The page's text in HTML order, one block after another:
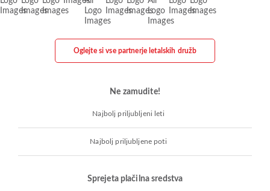
Oglejte si vse partnerje letalskih družb
Ne zamudite!
Najbolj priljubljeni leti
Najbolj priljubljene poti
Sprejeta plačilna sredstva